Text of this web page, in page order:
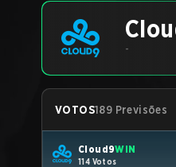
-
VOTOS189 Previsões
Cloud9WIN
114 Votos